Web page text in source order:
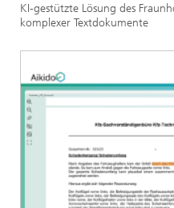
KI-gestützte Lösung des
komplexer Textdokumente